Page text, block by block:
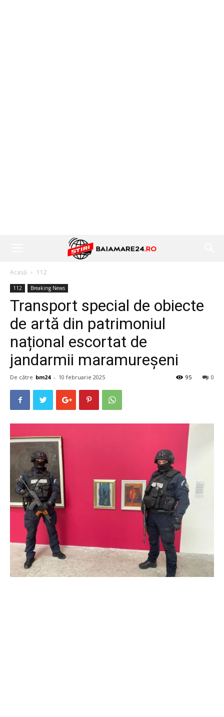
Acasă 112
112 Breaking News
Transport special de obiecte
de artă din patrimoniul
național escortat de
jandarmii maramureșeni
De către bm24 - 10 februarie 2025 0
95